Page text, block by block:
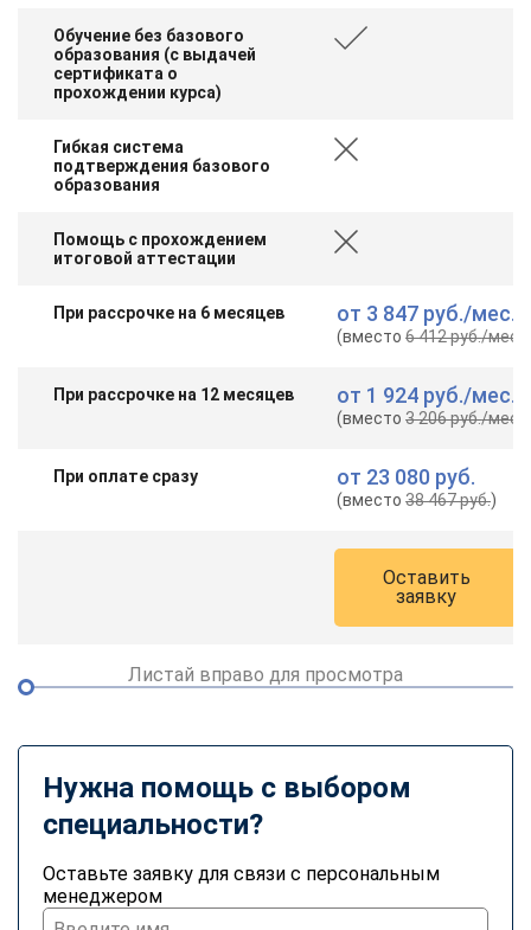
Обучение без базового
образования (с выдачей
сертификата о
прохождении курса)
Гибкая система
подтверждения базового
образования
Помощь с прохождением
итоговой аттестации
При рассрочке на 6 месяцев от 3 847 руб./мес.
(вместо6 412 руб./мес.
При рассрочке на 12 месяцев от 1 924 руб./мес.
(вместо3 206 руб./мес.
При оплате сразу от 23 080 руб.
(вместо38 467 руб.)
Оставить
заявку
Листай вправо для просмотра
Нужна помощь с выбором
специальности?
Оставьте заявку для связи с персональным
менеджером
Мессенджеры
Telegram WhatsApp
Vkontakte
Max